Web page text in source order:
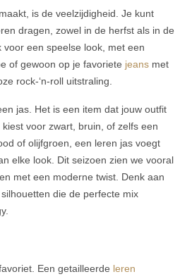
is de veelzijdigheid. Je kunt
dragen, zowel in de herfst als in de
een speelse look, met een
of gewoon op je favoriete jeans met
rock-‘n-roll uitstraling.
jas. Het is een item dat jouw outfit
voor zwart, bruin, of zelfs een
of olijfgroen, een leren jas voegt
elke look. Dit seizoen zien we vooral
met een moderne twist. Denk aan
die de perfecte mix
Een getailleerde leren